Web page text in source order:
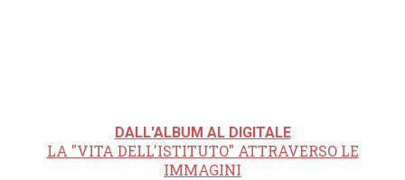
DALL'ALBUM AL DIGITALE
LA "VITA DELL'ISTITUTO" ATTRAVERSO LE
IMMAGINI